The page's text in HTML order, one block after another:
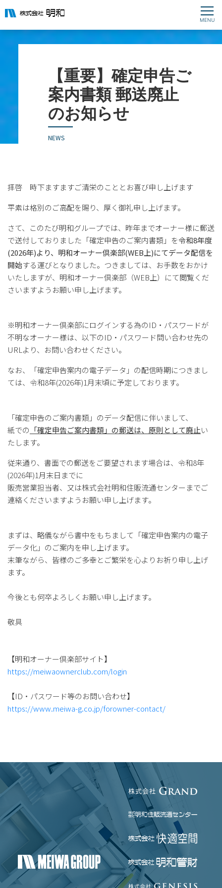
【重要】確定申告ご
案内書類 郵送廃止
のお知らせ
NEWS
拝啓 時下ますますご清栄のこととお喜び申し上げます
平素は格別のご高配を賜り、厚く御礼申し上げます。
さて、このたび明和グループでは、昨年までオーナー様に郵送
で送付しておりました「確定申告のご案内書類」を令和8年度
(2026年)より、明和オーナー倶楽部(WEB上)にてデータ配信を
開始する運びとなりました。つきましては、お手数をおかけ
いたしますが、明和オーナー倶楽部（WEB上）にて閲覧くだ
さいますようお願い申し上げます。
※明和オーナー倶楽部にログインする為のID・パスワードが
不明なオーナー様は、以下のID・パスワード問い合わせ先の
URLより、お問い合わせください。
なお、「確定申告案内の電子データ」の配信時期につきまし
ては、令和8年(2026年)1月末頃に予定しております。
「確定申告のご案内書類」のデータ配信に伴いまして、
紙での 「確定申告ご案内書類」の郵送は、原則として廃止い
たします。
従来通り、書面での郵送をご要望されます場合は、令和8年
(2026年)1月末日までに
販売営業担当者、又は株式会社明和住販流通センターまでご
連絡くださいますようお願い申し上げます。
まずは、略儀ながら書中をもちまして「確定申告案内の電子
データ化」のご案内を申し上げます。
末筆ながら、皆様のご多幸とご繁栄を心よりお祈り申し上げ
ます。
今後とも何卒よろしくお願い申し上げます。
敬具
【明和オーナー倶楽部サイト】
https://meiwaownerclub.com/login
【ID・パスワード等のお問い合わせ】
https://www.meiwa-g.co.jp/forowner-contact/